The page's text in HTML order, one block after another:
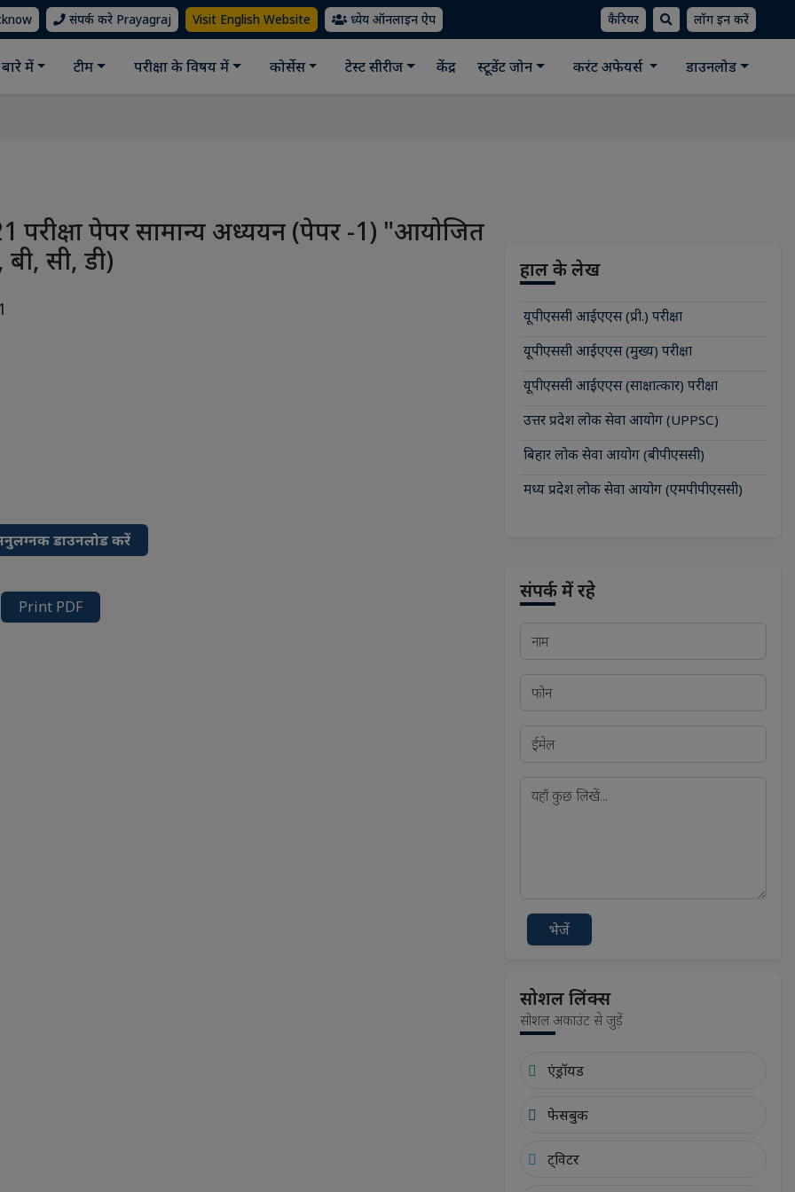
संपर्क करे Prayagraj Visit English Website ध्येय ऑनलाइन ऐप कैरियर लॉग इन करें
में टीम परीक्षा के विषय में कोर्सेस टेस्ट सीरीज केंद्र स्टूडेंट जोन करंट अफेयर्स डाउनलोड
परीक्षा पेपर सामान्य अध्ययन (पेपर -1) "आयोजित
सी, डी)
डाउनलोड करें
Print PDF
हाल के लेख
यूपीएससी आईएएस (प्री.) परीक्षा
यूपीएससी आईएएस (मुख्य) परीक्षा
यूपीएससी आईएएस (साक्षात्कार) परीक्षा
उत्तर प्रदेश लोक सेवा आयोग (UPPSC)
बिहार लोक सेवा आयोग (बीपीएससी)
मध्य प्रदेश लोक सेवा आयोग (एमपीपीएससी)
संपर्क में रहे
भेजें
सोशल लिंक्स
सोशल अकाउंट से जुड़ें
एंड्रॉयड
फेसबुक
ट्विटर